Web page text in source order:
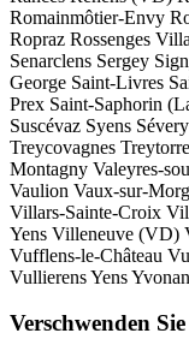
Romainmôtier-Envy
Ropraz Rossenges
Senarclens Sergey
George Saint-Livres
Prex Saint-Saphorin
Suscévaz Syens Sévery
Treycovagnes
Montagny Valeyres-
Vaulion Vaux-sur-
Villars-Sainte-Croix
Yens Villeneuve (VD)
Vufflens-le-Château
VullierensYens
Verschwenden